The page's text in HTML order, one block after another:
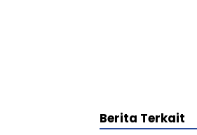
Berita Terkait